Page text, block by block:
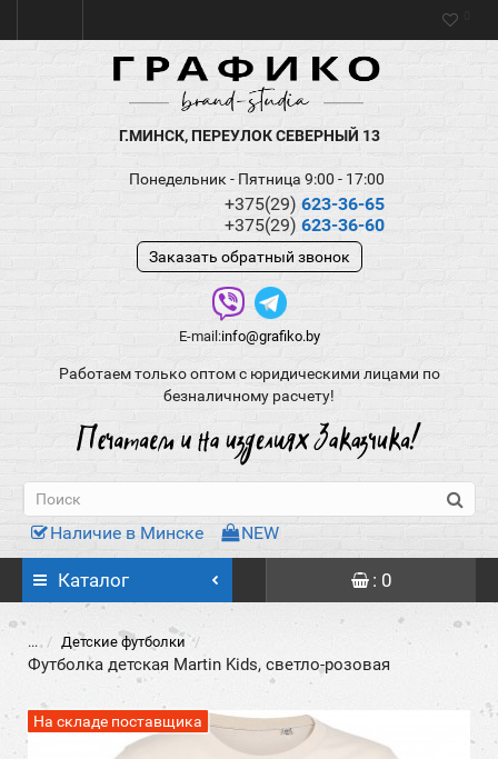
Г.МИНСК, ПЕРЕУЛОК СЕВЕРНЫЙ 13
Понедельник - Пятница 9:00 - 17:00
+375(29) 623-36-65
+375(29) 623-36-60
Заказать обратный звонок
E-mail:info@grafiko.by
Работаем только оптом с юридическими лицами по
безналичному расчету!
Наличие в Минске NEW
Каталог : 0
... Детские футболки
Футболка детская Martin Kids, светло-розовая
На складе поставщика